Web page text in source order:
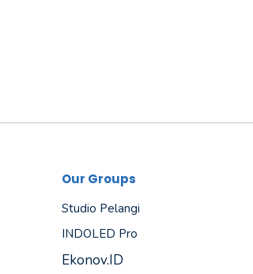
Our Groups
Studio Pelangi
INDOLED Pro
Ekonov.ID